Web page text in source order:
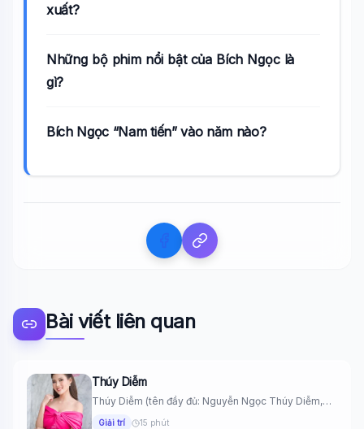
xuất?
Những bộ phim nổi bật của Bích Ngọc là
gì?
Bích Ngọc “Nam tiến” vào năm nào?
Bài viết liên quan
Thúy Diễm
Thúy Diễm (tên đầy đủ: Nguyễn Ngọc Thúy Diễm,
Giải trí 15 phút